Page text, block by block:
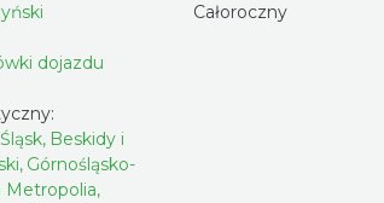
dojazdu
Beskidy i
Górnośląsko-
Metropolia,
Całoroczny